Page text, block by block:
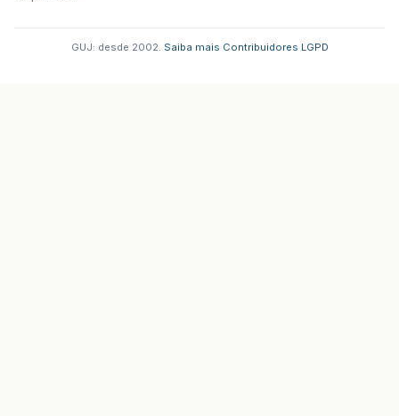
GUJ: desde 2002. Saiba mais Contribuidores LGPD